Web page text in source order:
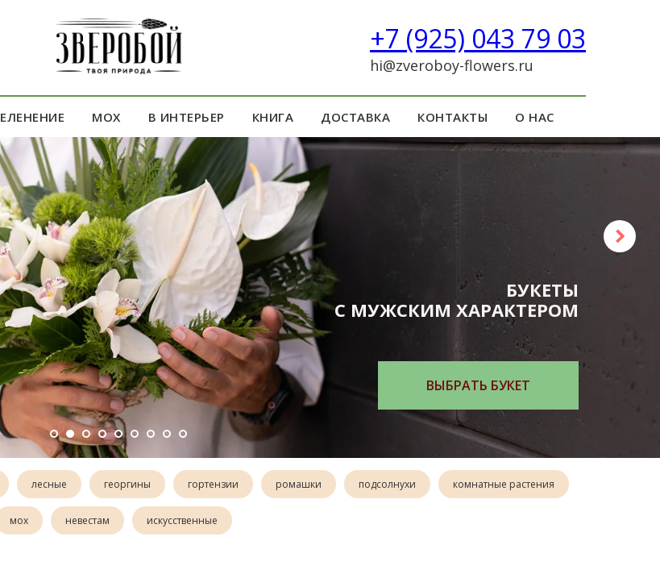
+7 (925) 043 79 03
hi@zveroboy-flowers.ru
МОХ В ИНТЕРЬЕР КНИГА ДОСТАВКА КОНТАКТЫ О НАС
ЗАКАЖИ КОРЗИНУ
и подарок запомнят
ВЫБРАТЬ
лесные георгины гортензии ромашки подсолнухи комнатные растения
мох невестам искусственные